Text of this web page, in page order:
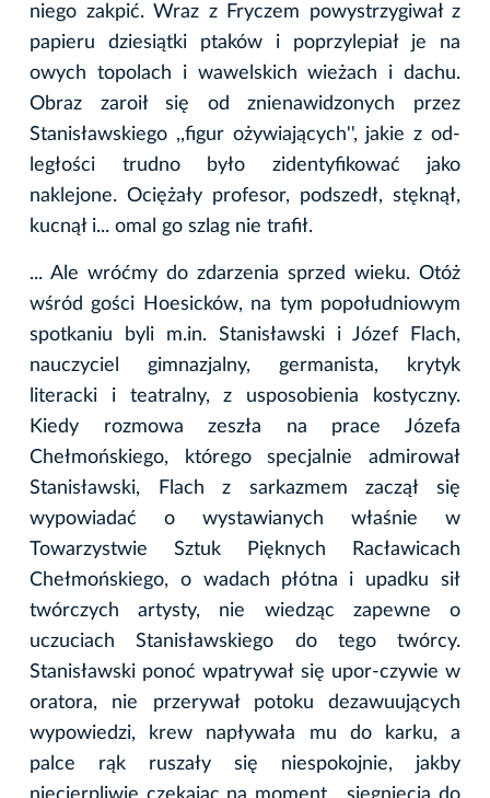
niego zakpić. Wraz z Fryczem powystrzygiwał z
papieru dziesiątki ptaków i poprzylepiał je na
owych topolach i wawelskich wieżach i dachu.
Obraz zaroił się od znienawidzonych przez
Stanisławskiego ,,figur ożywiających'', jakie z od-
ległości trudno było zidentyfikować jako
naklejone. Ociężały profesor, podszedł, stęknął,
kucnął i... omal go szlag nie trafił.
... Ale wróćmy do zdarzenia sprzed wieku. Otóż
wśród gości Hoesicków, na tym popołudniowym
spotkaniu byli m.in. Stanisławski i Józef Flach,
nauczyciel gimnazjalny, germanista, krytyk
literacki i teatralny, z usposobienia kostyczny.
Kiedy rozmowa zeszła na prace Józefa
Chełmońskiego, którego specjalnie admirował
Stanisławski, Flach z sarkazmem zaczął się
wypowiadać o wystawianych właśnie w
Towarzystwie Sztuk Pięknych Racławicach
Chełmońskiego, o wadach płótna i upadku sił
twórczych artysty, nie wiedząc zapewne o
uczuciach Stanisławskiego do tego twórcy.
Stanisławski ponoć wpatrywał się upor-czywie w
oratora, nie przerywał potoku dezawuujących
wypowiedzi, krew napływała mu do karku, a
palce rąk ruszały się niespokojnie, jakby